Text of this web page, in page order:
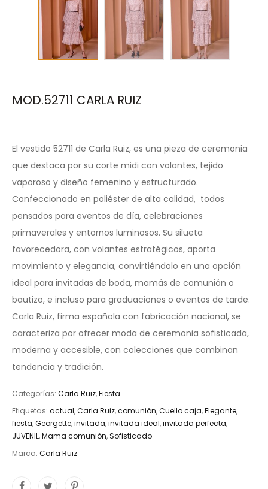
MOD.52711 CARLA RUIZ
El vestido 52711 de Carla Ruiz, es una pieza de ceremonia
que destaca por su corte midi con volantes, tejido
vaporoso y diseño femenino y estructurado.
Confeccionado en poliéster de alta calidad, todos
pensados para eventos de día, celebraciones
primaverales y entornos luminosos. Su silueta
favorecedora, con volantes estratégicos, aporta
movimiento y elegancia, convirtiéndolo en una opción
ideal para invitadas de boda, mamás de comunión o
bautizo, e incluso para graduaciones o eventos de tarde.
Carla Ruiz, firma española con fabricación nacional, se
caracteriza por ofrecer moda de ceremonia sofisticada,
moderna y accesible, con colecciones que combinan
tendencia y tradición.
Categorías: Carla Ruiz,Fiesta
Etiquetas: actual,Carla Ruiz,comunión,Cuello caja,Elegante,
fiesta,Georgette,invitada,invitada ideal,invitada perfecta,
JUVENIL,Mama comunión,Sofisticado
Marca: Carla Ruiz